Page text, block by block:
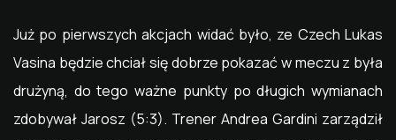
Już po pierwszych akcjach widać było, ze Czech Lukas
Vasina będzie chciał się dobrze pokazać w meczu z była
drużyną, do tego ważne punkty po długich wymianach
zdobywał Jarosz (5:3). Trener Andrea Gardini zarządził